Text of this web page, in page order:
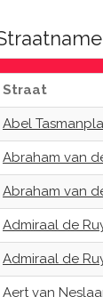
Straat
Abel
Abraham van
Abraham van
Admiraal de
Admiraal de
Aert van